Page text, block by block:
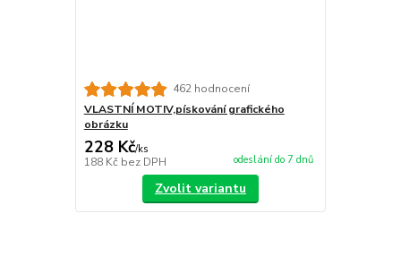
462 hodnocení
VLASTNÍ MOTIV,pískování grafického
obrázku
228 Kč/ks
188 Kč bez DPH odeslání do 7 dnů
Zvolit variantu